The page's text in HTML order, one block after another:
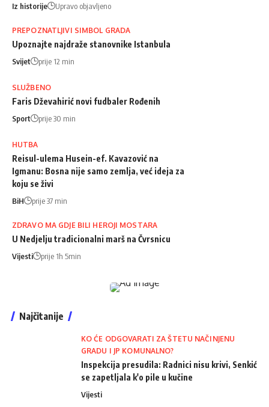
Iz historije Upravo objavljeno
PREPOZNATLJIVI SIMBOL GRADA
Upoznajte najdraže stanovnike Istanbula
Svijet prije 12 min
SLUŽBENO
Faris Dževahirić novi fudbaler Rođenih
Sport prije 30 min
HUTBA
Reisul-ulema Husein-ef. Kavazović na
Igmanu: Bosna nije samo zemlja, već ideja za
koju se živi
BiH prije 37 min
ZDRAVO MA GDJE BILI HEROJI MOSTARA
U Nedjelju tradicionalni marš na Čvrsnicu
Vijesti prije 1h 5min
Najčitanije
KO ĆE ODGOVARATI ZA ŠTETU NAČINJENU
GRADU I JP KOMUNALNO?
Inspekcija presudila: Radnici nisu krivi, Senkić
se zapetljala k'o pile u kučine
Vijesti